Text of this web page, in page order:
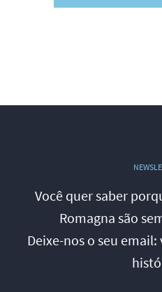
Você quer saber
Romagna são
Deixe-nos o seu